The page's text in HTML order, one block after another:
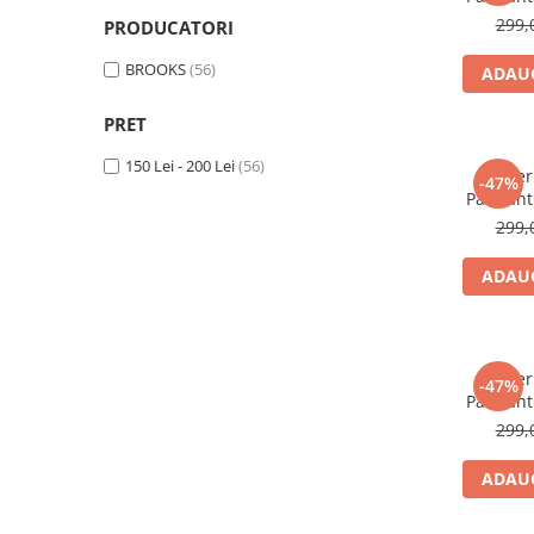
CEASURI DAMA
PRODUCATORI
BROOKS(56)
PRET
150 Lei - 200 Lei(56)
-47%
-47%